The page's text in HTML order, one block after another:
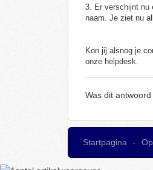
3. Er verschijnt nu
naam. Je ziet nu
Kon jij alsnog je
onze helpdesk.
Was dit
Startpagina